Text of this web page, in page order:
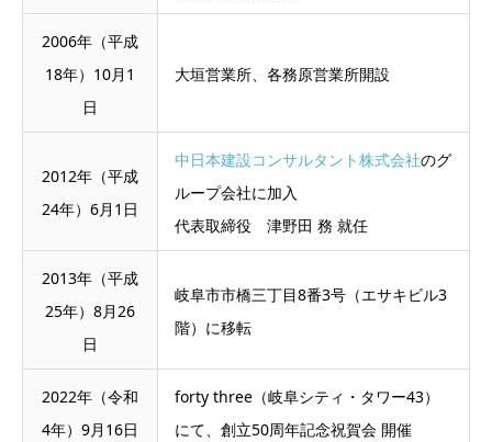
2006年（平成
18年）10月1
日
大垣営業所、各務原営業所開設
2012年（平成
24年）6月1日
中日本建設コンサルタント株式会社のグ
ループ会社に加入
代表取締役 津野田 務 就任
2013年（平成
25年）8月26
日
岐阜市市橋三丁目8番3号（エサキビル3
階）に移転
2022年（令和
4年）9月16日
forty three（岐阜シティ・タワー43）
にて、創立50周年記念祝賀会 開催